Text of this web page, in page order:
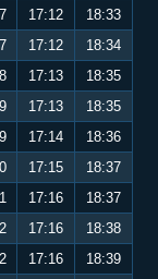
17:12
18:33
17:12
18:34
17:13
18:35
17:13
18:35
17:14
18:36
17:15
18:37
17:16
18:37
17:16
18:38
17:16
18:39